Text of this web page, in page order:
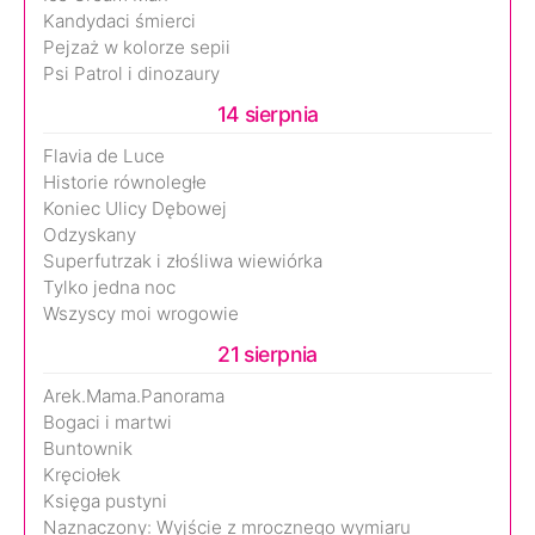
Kandydaci śmierci
Pejzaż w kolorze sepii
Psi Patrol i dinozaury
14 sierpnia
Flavia de Luce
Historie równoległe
Koniec Ulicy Dębowej
Odzyskany
Superfutrzak i złośliwa wiewiórka
Tylko jedna noc
Wszyscy moi wrogowie
21 sierpnia
Arek.Mama.Panorama
Bogaci i martwi
Buntownik
Kręciołek
Księga pustyni
Naznaczony: Wyjście z mrocznego wymiaru